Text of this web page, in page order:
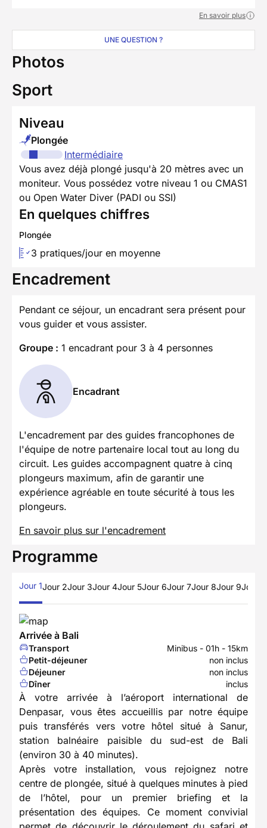
En savoir plus
UNE QUESTION ?
Photos
Sport
Niveau
Plongée
Intermédiaire
Vous avez déjà plongé jusqu'à 20 mètres avec un
moniteur. Vous possédez votre niveau 1 ou CMAS1
ou Open Water Diver (PADI ou SSI)
En quelques chiffres
Plongée
3 pratiques/jour en moyenne
Encadrement
Pendant ce séjour, un encadrant sera présent pour
vous guider et vous assister.
Groupe : 1 encadrant pour 3 à 4 personnes
Encadrant
L'encadrement par des guides francophones de
l'équipe de notre partenaire local tout au long du
circuit. Les guides accompagnent quatre à cinq
plongeurs maximum, afin de garantir une
expérience agréable en toute sécurité à tous les
plongeurs.
En savoir plus sur l'encadrement
Programme
Jour 1Jour 2Jour 3Jour 4Jour 5Jour 6Jour 7Jour 8Jour 9Jour
Arrivée à Bali
Transport
Minibus - 01h - 15km
Petit-déjeuner
non inclus
Déjeuner
non inclus
Dîner
inclus
À votre arrivée à l’aéroport international de
Denpasar, vous êtes accueillis par notre équipe
puis transférés vers votre hôtel situé à Sanur,
station balnéaire paisible du sud-est de Bali
(environ 30 à 40 minutes).
Après votre installation, vous rejoignez notre
centre de plongée, situé à quelques minutes à pied
de l’hôtel, pour un premier briefing et la
présentation des équipes. Ce moment convivial